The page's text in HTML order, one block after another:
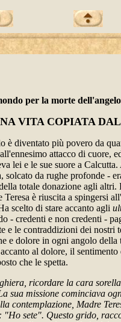
per la morte
VITA COPIATA
è diventato più povero da
attacco di cuore,
lei e le sue suore a
da rughe profonde -
totale donazione agli altri.
è riuscita a spingersi
scelto di stare accanto agli
- credenti e non credenti -
e le contraddizioni dei nostri
e dolore in ogni angolo della
al dolore, il sentimento
che le spetta.
ricordare la cara
sua missione cominciava
contemplazione, Madre
sete". Questo grido,